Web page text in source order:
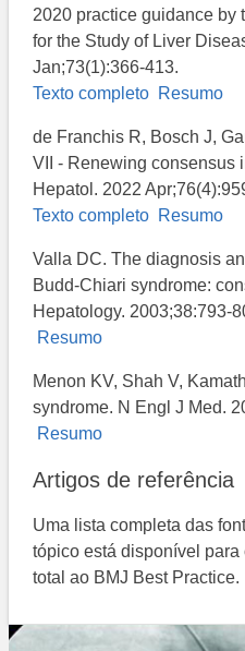
2020 practice guidance by
for the Study of Liver
Jan;73(1):366-413.
Texto completo Resumo
de Franchis R, Bosch J,
VII - Renewing consensus
Hepatol. 2022
Texto completo Resumo
Valla DC. The diagnosis
Budd-Chiari syndrome:
Hepatology. 2003;38:793-
Resumo
Menon KV, Shah V,
syndrome. N Engl J Med.
Resumo
Artigos de referência
Uma lista completa das
tópico está disponível
total ao BMJ Best Practice.